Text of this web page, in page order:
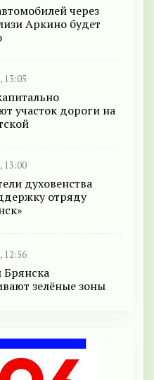
через
Аркино будет
13:05
участок дороги на
13:00
духовенства
отряду
12:56
зелёные зоны